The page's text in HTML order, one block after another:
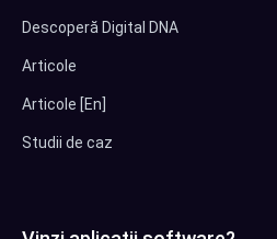
Descoperă Digital DNA
Articole
Articole [En]
Studii de caz